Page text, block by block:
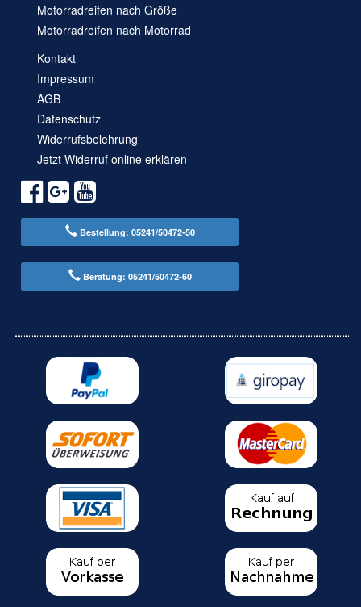
Motorradreifen nach Größe
Motorradreifen nach Motorrad
Kontakt
Impressum
AGB
Datenschutz
Widerrufsbelehrung
Jetzt Widerruf online erklären
Bestellung: 05241/50472-50
Beratung: 05241/50472-60